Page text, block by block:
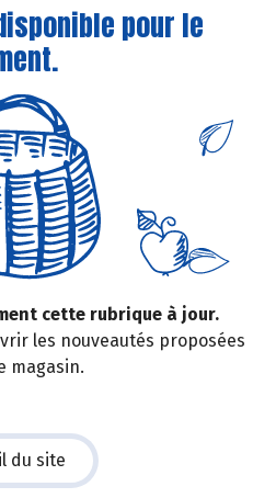
pour le
cette rubrique à jour.
les nouveautés proposées
magasin.
du site